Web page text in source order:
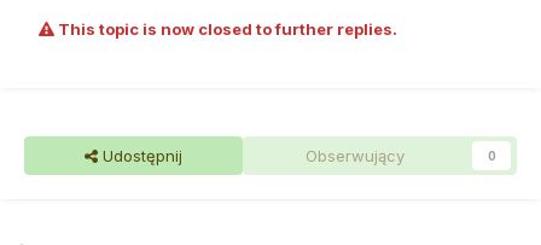
This topic is now closed to further replies.
Udostępnij Obserwujący 0